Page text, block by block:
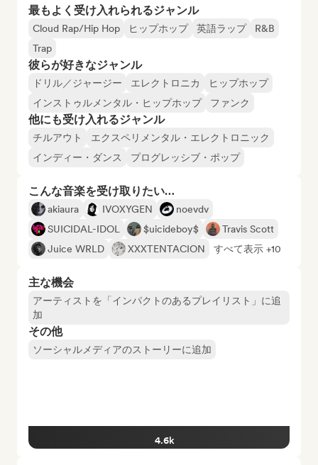
最もよく受け入れられるジャンル
Cloud Rap/Hip Hop ヒップホップ 英語ラップ
R&B
Trap
彼らが好きなジャンル
ドリル／ジャージー エレクトロニカ
ヒップホップ
インストゥルメンタル・ヒップホップ
ファンク
他にも受け入れるジャンル
チルアウト
エクスペリメンタル・エレクトロニック
インディー・ダンス
プログレッシブ・ポップ
こんな音楽を受け取りたい…
akiaura IVOXYGEN
noevdv
SUICIDAL-IDOL
$uicideboy$
Travis Scott
Juice WRLD
XXXTENTACION すべて表示 +10
主な機会
アーティストを「インパクトのあるプレイリスト」に追
加
その他
ソーシャルメディアのストーリーに追加
4.6k